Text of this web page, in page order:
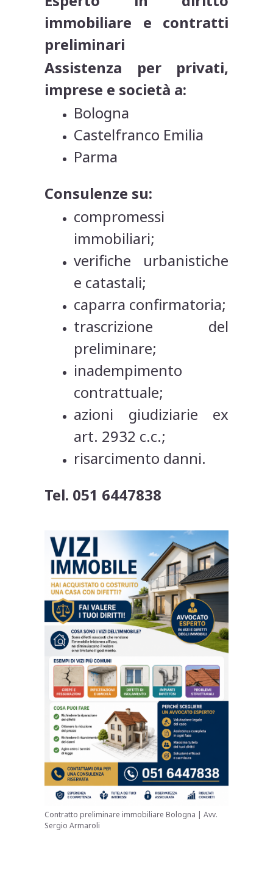
immobiliare e contratti
preliminari
Assistenza per privati,
imprese e società a:
Bologna
Castelfranco Emilia
Parma
Consulenze su:
compromessi
immobiliari;
verifiche urbanistiche
e catastali;
caparra confirmatoria;
trascrizione del
preliminare;
inadempimento
contrattuale;
azioni giudiziarie ex
art. 2932 c.c.;
risarcimento danni.
Tel. 051 6447838
Contratto preliminare immobiliare Bologna | Avv.
Sergio Armaroli